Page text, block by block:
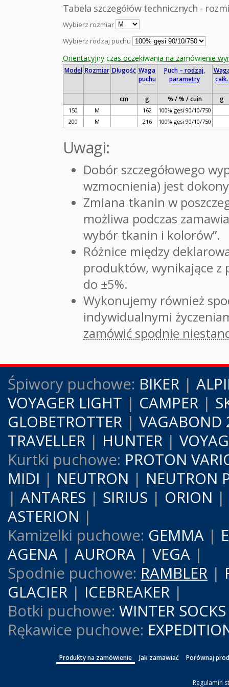
Tabela szczegółów technicznych -
Wybierz rozmiar
Wybierz rodzaj puchu
Orientacyjny czas oczekiwania na zamówienie
Model Rozmiar Długość Waga
puchu
Puch – rodzaj,
parametry
całk.
cm g % / % / cuin g
150 M 162
100% gęsi 90/10/750
200
M 216 100% gęsi 90/10/750
Uwagi:
Dobór szczegółowego
wzmocnienia) jest
Zmiana tkanin w
możliwa podczas
wybór tkanin i kolorów”.
Różnice między
produktów, wynikające z
do ±5%.
Wykonujemy również
indywidualnymi
zamówić spodnie
Śpiwory puchowe: BIKER |
VOYAGER LIGHT | CAMPER |
GLOBETROTTER | VAGABOND
TRAVELLER | HUNTER |
Kurtki puchowe: PROTON
MIDI | NEUTRON | NEUTRON
| ANTARES | SIRIUS | ORION |
ASTERION |
Kamizelki puchowe: GEMMA |
AGENA | AURORA | VEGA |
Spodnie puchowe: RAMBLER |
GLACIER | ICEBREAKER |
Botki puchowe: WINTER SOCKS
Rękawice puchowe:
Produkty na zamówienie Jak zamawiać Porównaj
Regulamin